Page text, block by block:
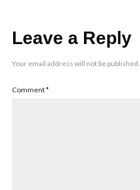
Leave a Reply
Your email address will not be published.
Comment*